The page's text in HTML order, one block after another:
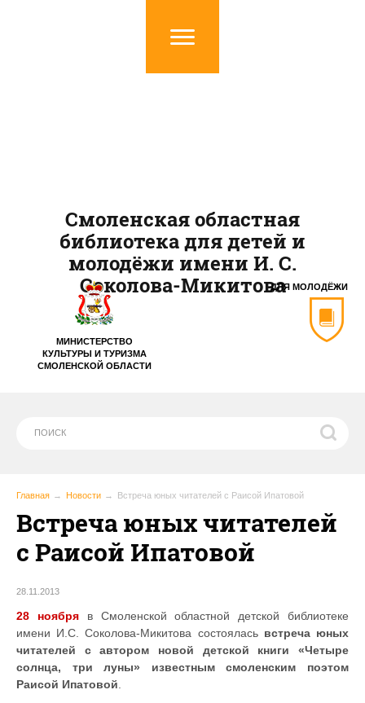
МИНИСТЕРСТВО
КУЛЬТУРЫ И ТУРИЗМА
СМОЛЕНСКОЙ ОБЛАСТИ
ДЛЯ МОЛОДЁЖИ
Смоленская областная
библиотека для детей и
молодёжи имени И. С.
Соколова-Микитова
Главная Новости Встреча юных читателей с Раисой Ипатовой
Встреча юных читателей
с Раисой Ипатовой
28.11.2013
28 ноября в Смоленской областной детской библиотеке
имени И.С. Соколова-Микитова состоялась встреча юных
читателей с автором новой детской книги «Четыре
солнца, три луны» известным смоленским поэтом
Раисой Ипатовой